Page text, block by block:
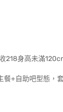
身高未滿
+自助吧型態，